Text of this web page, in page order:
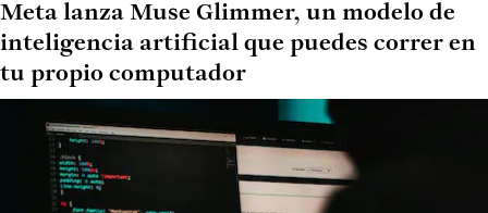
Meta lanza Muse Glimmer, un modelo de
inteligencia artificial que puedes correr en
tu propio computador